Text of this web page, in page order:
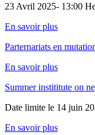
23 Avril 2025- 13:00
En savoir plus
Parternariats en
En savoir plus
Summer instititute on
Date limite le 14 juin
En savoir plus